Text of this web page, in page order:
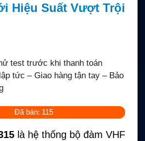
Hiệu Suất Vượt Trội
test trước khi thanh toán
tức – Giao hàng tận tay – Bảo
Đã bán: 115
là hệ thống bộ đàm VHF